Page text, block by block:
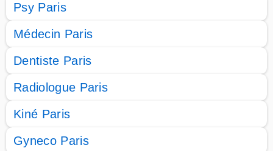
Psy Paris
Médecin Paris
Dentiste Paris
Radiologue Paris
Kiné Paris
Gyneco Paris